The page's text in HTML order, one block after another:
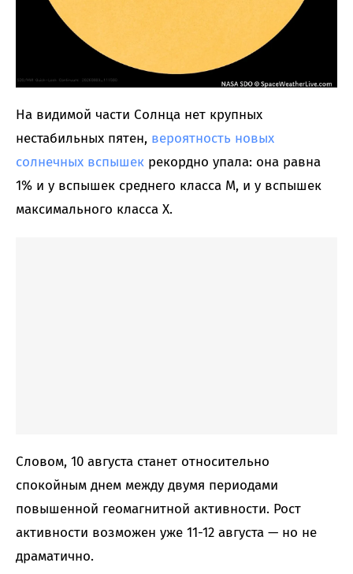
На видимой части Солнца нет крупных
нестабильных пятен, вероятность новых
солнечных вспышек рекордно упала: она равна
1% и у вспышек среднего класса M, и у вспышек
максимального класса X.
Словом, 10 августа станет относительно
спокойным днем между двумя периодами
повышенной геомагнитной активности. Рост
активности возможен уже 11-12 августа — но не
драматично.